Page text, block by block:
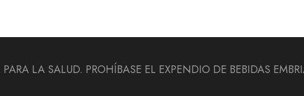
LA SALUD. PROHÍBASE EL EXPENDIO DE BEBIDAS